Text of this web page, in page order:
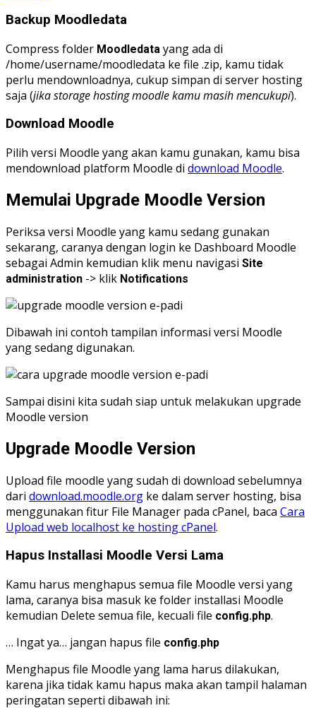
Backup Moodledata
Compress folder Moodledata yang ada di
/home/username/moodledata ke file .zip, kamu tidak
perlu mendownloadnya, cukup simpan di server hosting
saja (jika storage hosting moodle kamu masih mencukupi).
Download Moodle
Pilih versi Moodle yang akan kamu gunakan, kamu bisa
mendownload platform Moodle di download Moodle.
Memulai Upgrade Moodle Version
Periksa versi Moodle yang kamu sedang gunakan
sekarang, caranya dengan login ke Dashboard Moodle
sebagai Admin kemudian klik menu navigasi Site
administration -> klik Notifications
Dibawah ini contoh tampilan informasi versi Moodle
yang sedang digunakan.
Sampai disini kita sudah siap untuk melakukan upgrade
Moodle version
Upgrade Moodle Version
Upload file moodle yang sudah di download sebelumnya
dari download.moodle.org ke dalam server hosting, bisa
menggunakan fitur File Manager pada cPanel, baca Cara
Upload web localhost ke hosting cPanel.
Hapus Installasi Moodle Versi Lama
Kamu harus menghapus semua file Moodle versi yang
lama, caranya bisa masuk ke folder installasi Moodle
kemudian Delete semua file, kecuali file config.php.
… Ingat ya… jangan hapus file config.php
Menghapus file Moodle yang lama harus dilakukan,
karena jika tidak kamu hapus maka akan tampil halaman
peringatan seperti dibawah ini: